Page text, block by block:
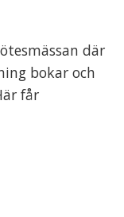
där
bokar och
får